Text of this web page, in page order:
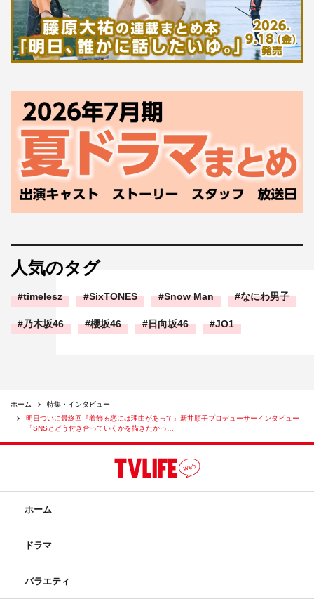
人気のタグ
timelesz SixTONES Snow Man なにわ男子
乃木坂46 櫻坂46 日向坂46 JO1
ホーム
特集・インタビュー
明日ついに最終回『着飾る恋には理由があって』新井順子プロデューサーインタビュー
「SNSとどう付き合っていくかを描きたかっ…
ホーム
ドラマ
バラエティ